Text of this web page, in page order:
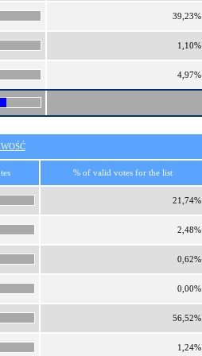
39,23%
1,10%
4,97%
% of valid votes for the list
21,74%
2,48%
0,62%
0,00%
56,52%
1,24%